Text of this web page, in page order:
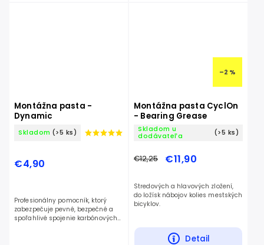
Montážna pasta -
Dynamic
Skladom (>5 ks)
€4,90
Profesionálny pomocník, ktorý
zabezpečuje pevné, bezpečné a
spoľahlivé spojenie karbónových
–2 %
Montážna pasta CyclOn
- Bearing Grease
Skladom u
dodávateľa
(>5 ks)
€12,25 €11,90
Detail
Stredových a hlavových zložení,
do ložísk nábojov kolies mestských
bicyklov.